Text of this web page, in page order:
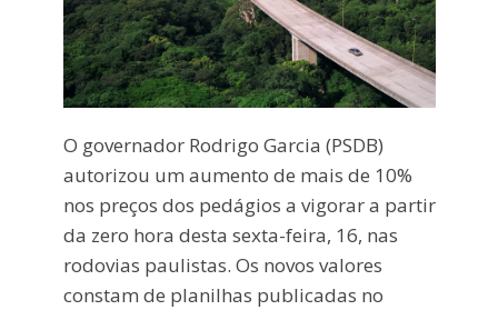
O governador Rodrigo Garcia (PSDB)
autorizou um aumento de mais de 10%
nos preços dos pedágios a vigorar a partir
da zero hora desta sexta-feira, 16, nas
rodovias paulistas. Os novos valores
constam de planilhas publicadas no